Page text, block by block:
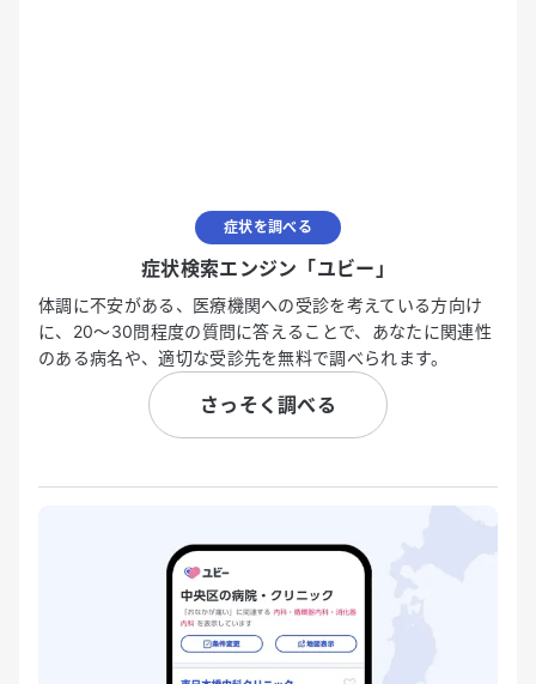
症状を調べる
症状検索エンジン「ユビー」
体調に不安がある、医療機関への受診を考えている方向け
に、20〜30問程度の質問に答えることで、あなたに関連性
のある病名や、適切な受診先を無料で調べられます。
さっそく調べる